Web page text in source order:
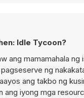
Idle Tycoon?
ang mamamahala
ng
ang takbo ng
ang iyong mga